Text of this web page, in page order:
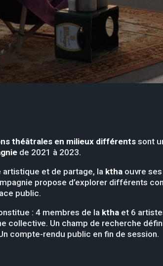
théâtrales en milieux différentssont
de 2021 à 2023.
artistique et de partage, la kthaouvre ses
propose d’explorer différents
public.
: 4 membres de la kthaet 6
collective. Un champ de recherche
compte-rendu public en fin de session.